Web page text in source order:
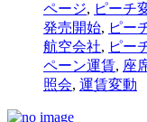
ページ, ピーチ
発売開始, ピー
航空会社, ピー
ペーン運賃, 座
照会, 運賃変動